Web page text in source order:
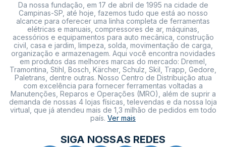
Da nossa fundação, em 17 de abril de 1995 na cidade de
Campinas-SP, até hoje, fazemos tudo que está ao nosso
alcance para oferecer uma linha completa de ferramentas
elétricas e manuais, compressores de ar, máquinas,
acessórios e equipamentos para auto mecânica, construção
civil, casa e jardim, limpeza, solda, movimentação de carga,
organização e armazenagem. Aqui você encontra novidades
em produtos das melhores marcas do mercado: Dremel,
Tramontina, Stihl, Bosch, Kärcher, Schulz, Skil, Trapp, Gedore,
Paletrans, dentre outras. Nosso Centro de Distribuição atua
com excelência para fornecer ferramentas voltadas a
Manutenções, Reparos e Operações (MRO), além de suprir a
demanda de nossas 4 lojas físicas, televendas e da nossa loja
virtual, que já atendeu mais de 1,3 milhão de pedidos em todo
país. Ver mais
SIGA NOSSAS REDES